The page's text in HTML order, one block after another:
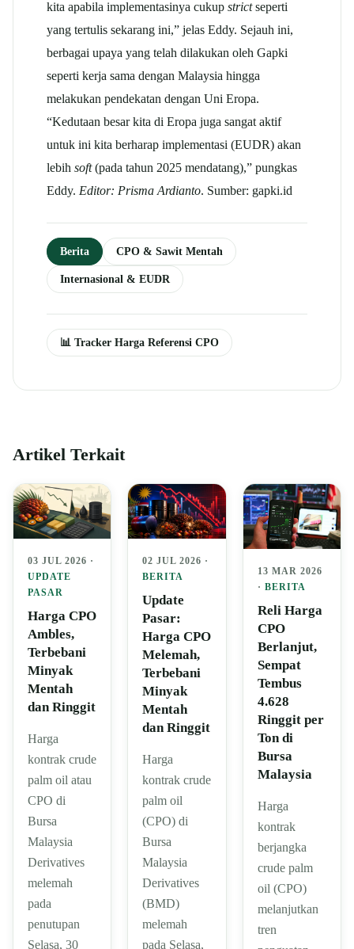
kita apabila implementasinya cukup strictseperti
yang tertulis sekarang ini,” jelas Eddy. Sejauh ini,
berbagai upaya yang telah dilakukan oleh Gapki
seperti kerja sama dengan Malaysia hingga
melakukan pendekatan dengan Uni Eropa.
“Kedutaan besar kita di Eropa juga sangat aktif
untuk ini kita berharap implementasi (EUDR) akan
lebih soft(pada tahun 2025 mendatang),” pungkas
Eddy. Editor: Prisma Ardianto. Sumber: gapki.id
Berita CPO & Sawit Mentah
Internasional & EUDR
📊 Tracker Harga Referensi CPO
Artikel Terkait
03 JUL 2026 ·
UPDATE
PASAR
Harga CPO
Ambles,
Terbebani
Minyak
Mentah
dan Ringgit
Harga
kontrak crude
palm oil atau
CPO di
Bursa
Malaysia
Derivatives
melemah
pada
penutupan
Selasa, 30
02 JUL 2026 ·
BERITA
Update
Pasar:
Harga CPO
Melemah,
Terbebani
Minyak
Mentah
dan Ringgit
Harga
kontrak crude
palm oil
(CPO) di
Bursa
Malaysia
Derivatives
(BMD)
melemah
pada Selasa,
13 MAR 2026
· BERITA
Reli Harga
CPO
Berlanjut,
Sempat
Tembus
4.628
Ringgit per
Ton di
Bursa
Malaysia
Harga
kontrak
berjangka
crude palm
oil (CPO)
melanjutkan
tren